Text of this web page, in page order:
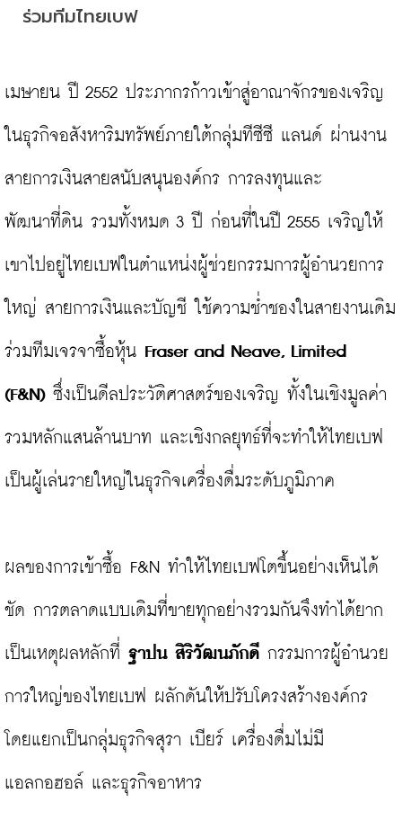
ร่วมทีมไทยเบฟ
เมษายน ปี 2552 ประภากรก้าวเข้าสู่อาณาจักรของเจริญ
ในธุรกิจอสังหาริมทรัพย์ภายใต้กลุ่มทีซีซี แลนด์ ผ่านงาน
สายการเงินสายสนับสนุนองค์กร การลงทุนและ
พัฒนาที่ดิน รวมทั้งหมด 3 ปี ก่อนที่ในปี 2555 เจริญให้
เขาไปอยู่ไทยเบฟในตำแหน่งผู้ช่วยกรรมการผู้อำนวยการ
ใหญ่ สายการเงินและบัญชี ใช้ความช่ำชองในสายงานเดิม
ร่วมทีมเจรจาซื้อหุ้น Fraser and Neave, Limited
(F&N) ซึ่งเป็นดีลประวัติศาสตร์ของเจริญ ทั้งในเชิงมูลค่า
รวมหลักแสนล้านบาท และเชิงกลยุทธ์ที่จะทำให้ไทยเบฟ
เป็นผู้เล่นรายใหญ่ในธุรกิจเครื่องดื่มระดับภูมิภาค
ผลของการเข้าซื้อ F&N ทำให้ไทยเบฟโตขึ้นอย่างเห็นได้
ชัด การตลาดแบบเดิมที่ขายทุกอย่างรวมกันจึงทำได้ยาก
เป็นเหตุผลหลักที่ ฐาปน สิริวัฒนภักดี กรรมการผู้อำนวย
การใหญ่ของไทยเบฟ ผลักดันให้ปรับโครงสร้างองค์กร
โดยแยกเป็นกลุ่มธุรกิจสุรา เบียร์ เครื่องดื่มไม่มี
แอลกอฮอล์ และธุรกิจอาหาร